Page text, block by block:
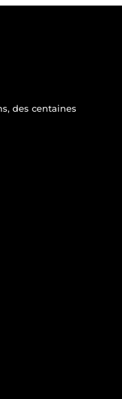
des centaines